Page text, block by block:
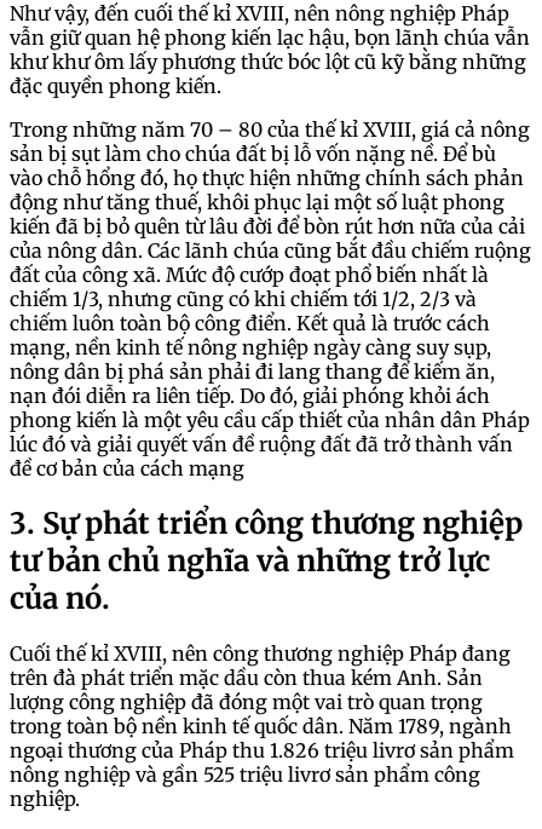
Như vậy, đến cuối thế kỉ XVIII, nên nông nghiệp Pháp
vẫn giữ quan hệ phong kiến lạc hậu, bọn lãnh chúa vẫn
khư khư ôm lấy phương thức bóc lột cũ kỹ bằng những
đặc quyền phong kiến.
Trong những năm 70 – 80 của thế kỉ XVIII, giá cả nông
sản bị sụt làm cho chúa đất bị lỗ vốn nặng nề. Để bù
vào chỗ hổng đó, họ thực hiện những chính sách phản
động như tăng thuế, khôi phục lại một số luật phong
kiến đã bị bỏ quên từ lâu đời để bòn rút hơn nữa của cải
của nông dân. Các lãnh chúa cũng bắt đầu chiếm ruộng
đất của công xã. Mức độ cướp đoạt phổ biến nhất là
chiếm 1/3, nhưng cũng có khi chiếm tới 1/2, 2/3 và
chiếm luôn toàn bộ công điển. Kết quả là trước cách
mạng, nền kinh tế nông nghiệp ngày càng suy sụp,
nông dân bị phá sản phải đi lang thang để kiếm ăn,
nạn đói diễn ra liên tiếp. Do đó, giải phóng khỏi ách
phong kiến là một yêu cầu cấp thiết của nhân dân Pháp
lúc đó và giải quyết vấn đề ruộng đất đã trở thành vấn
đề cơ bản của cách mạng
3. Sự phát triển công thương nghiệp
tư bản chủ nghĩa và những trở lực
của nó.
Cuối thế kỉ XVIII, nên công thương nghiệp Pháp đang
trên đà phát triển mặc dầu còn thua kém Anh. Sản
lượng công nghiệp đã đóng một vai trò quan trọng
trong toàn bộ nền kinh tế quốc dân. Năm 1789, ngành
ngoại thương của Pháp thu 1.826 triệu livrơ sản phẩm
nông nghiệp và gần 525 triệu livrơ sản phẩm công
nghiệp.